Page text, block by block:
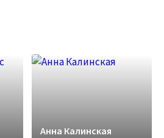
Анна Калинская